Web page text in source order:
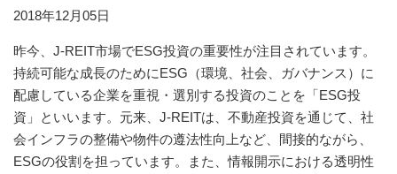
2018年12月05日
昨今、J-REIT市場でESG投資の重要性が注目されています。
持続可能な成長のためにESG（環境、社会、ガバナンス）に
配慮している企業を重視・選別する投資のことを「ESG投
資」といいます。元来、J-REITは、不動産投資を通じて、社
会インフラの整備や物件の遵法性向上など、間接的ながら、
ESGの役割を担っています。また、情報開示における透明性